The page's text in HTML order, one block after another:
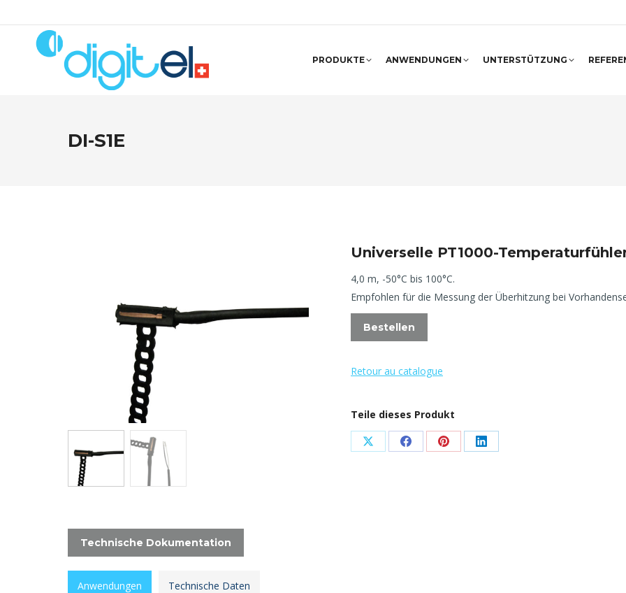
PRODUKTE ANWENDUNGEN UNTERSTÜTZUNG
DI-S1E
Universelle PT1000-
4,0 m, -50°C bis 100°C.
Empfohlen für die Messung der Überhitzung bei
Bestellen
Retour au catalogue
Teile dieses Produkt
Share Share Share Share
Technische Dokumentation
Anwendungen Technische Daten